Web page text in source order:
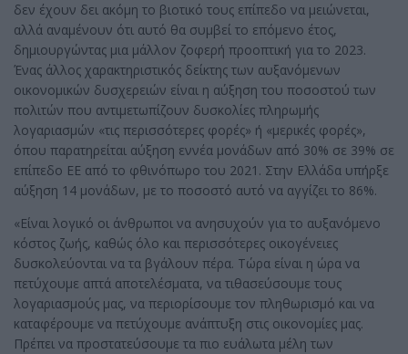
δεν έχουν δει ακόμη το βιοτικό τους επίπεδο να μειώνεται,
αλλά αναμένουν ότι αυτό θα συμβεί το επόμενο έτος,
δημιουργώντας μια μάλλον ζοφερή προοπτική για το 2023.
Ένας άλλος χαρακτηριστικός δείκτης των αυξανόμενων
οικονομικών δυσχερειών είναι η αύξηση του ποσοστού των
πολιτών που αντιμετωπίζουν δυσκολίες πληρωμής
λογαριασμών «τις περισσότερες φορές» ή «μερικές φορές»,
όπου παρατηρείται αύξηση εννέα μονάδων από 30% σε 39% σε
επίπεδο ΕΕ από το φθινόπωρο του 2021. Στην Ελλάδα υπήρξε
αύξηση 14 μονάδων, με το ποσοστό αυτό να αγγίζει το 86%.
«Είναι λογικό οι άνθρωποι να ανησυχούν για το αυξανόμενο
κόστος ζωής, καθώς όλο και περισσότερες οικογένειες
δυσκολεύονται να τα βγάλουν πέρα. Τώρα είναι η ώρα να
πετύχουμε απτά αποτελέσματα, να τιθασεύσουμε τους
λογαριασμούς μας, να περιορίσουμε τον πληθωρισμό και να
καταφέρουμε να πετύχουμε ανάπτυξη στις οικονομίες μας.
Πρέπει να προστατεύσουμε τα πιο ευάλωτα μέλη των